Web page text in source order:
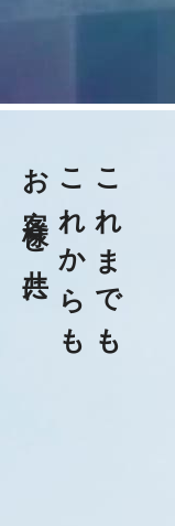
これまでも
これからも
お客様と共に